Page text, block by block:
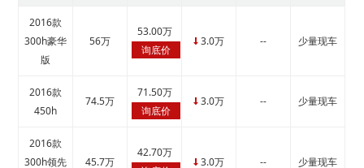
2016款
300h豪华
版
56万
53.00万
询底价
↓ 3.0万 -- 少量现车
2016款
450h
74.5万
71.50万
询底价
↓ 3.0万 -- 少量现车
2016款
300h领先
45.7万
42.70万
3.0万 -- 少量现车